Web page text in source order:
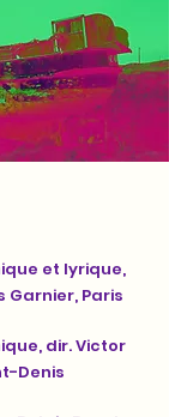
et lyrique,
Garnier, Paris
dir. Victor
Denis